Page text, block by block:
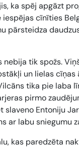
ka spēj apgāzt
cīnīties
pārsteidza
tik spožs.
un lielas
tika pie laba
pirmo
Entoniju
ar labu sniegumu
kas paredzēta